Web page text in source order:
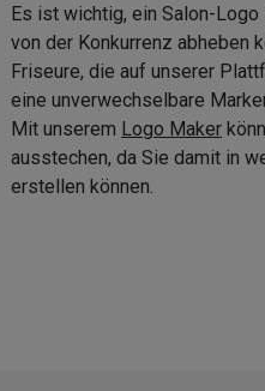
Es ist wichtig, ein Salon-
von der Konkurrenz abheben
Friseure, die auf unserer
eine unverwechselbare
Mit unserem Logo Maker
ausstechen, da Sie damit in
erstellen können.